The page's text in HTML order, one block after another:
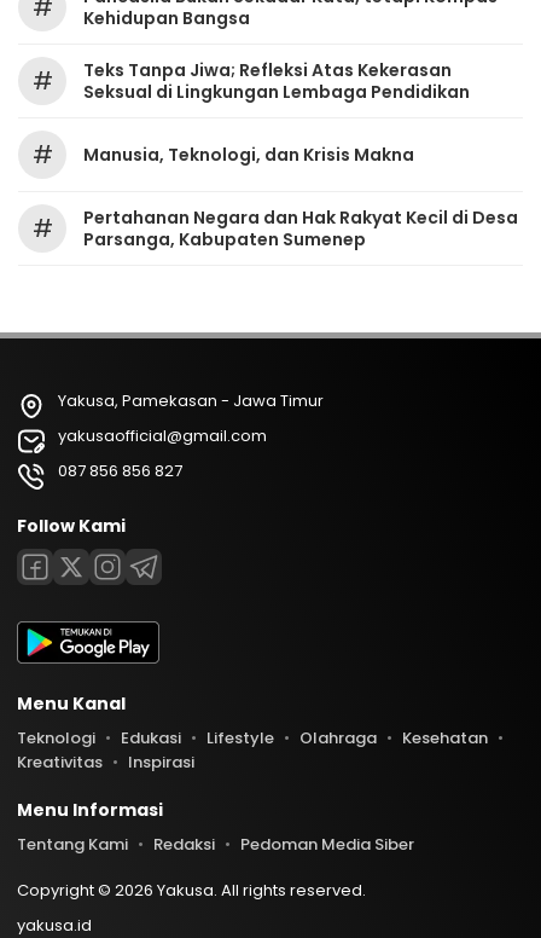
#
Kehidupan Bangsa
#
Teks Tanpa Jiwa; Refleksi Atas Kekerasan
Seksual di Lingkungan Lembaga Pendidikan
# Manusia, Teknologi, dan Krisis Makna
#
Pertahanan Negara dan Hak Rakyat Kecil di Desa
Parsanga, Kabupaten Sumenep
Yakusa, Pamekasan - Jawa Timur
yakusaofficial@gmail.com
087 856 856 827
Follow Kami
Menu Kanal
Teknologi Edukasi Lifestyle Olahraga
Kesehatan
Kreativitas
Inspirasi
Menu Informasi
Tentang Kami Redaksi
Pedoman Media Siber
Copyright © 2026 Yakusa. All rights reserved.
yakusa.id